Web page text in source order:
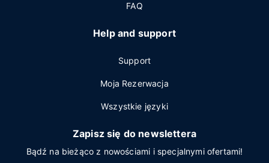
FAQ
Help and support
Support
Moja Rezerwacja
Wszystkie języki
Zapisz się do newslettera
Bądź na bieżąco z nowościami i specjalnymi ofertami!